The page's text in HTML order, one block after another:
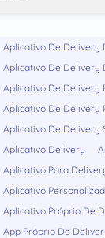
Aplicativo De Delivery
Aplicativo De Delivery
Aplicativo De Delivery
Aplicativo De Delivery
Aplicativo De Delivery
Aplicativo Delivery
Aplicativo Para
Aplicativo
Aplicativo Próprio De
App Próprio De